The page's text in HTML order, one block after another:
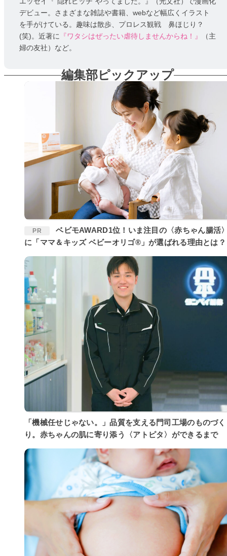
デビュー。さまざまな雑誌や書籍、webなど幅広くイラスト
を手がけている。趣味は散歩、プロレス観戦 鼻ほじり？
(笑)。近著に 『ワタシはぜったい虐待しませんからね！』
（主
婦の友社）など。
編集部ピックアップ
PR
ベビモAWARD1位！いま注目の〈赤ちゃん腸活〉
に「ママ＆キッズ ベビーオリゴ®」が選ばれる理由とは？
「機械任せじゃない。」品質を支える門司工場のものづく
り。赤ちゃんの肌に寄り添う〈アトピタ〉ができるまで